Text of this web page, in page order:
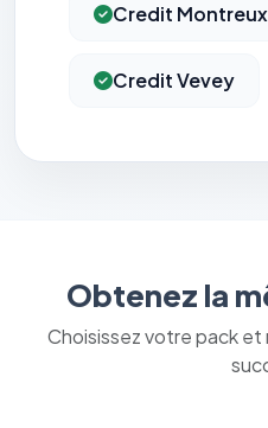
Credit Montreux
Credit Vevey
Obtenez la
Choisissez votre pack